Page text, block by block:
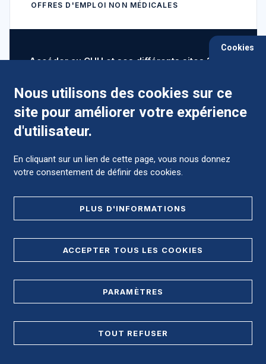
OFFRES D'EMPLOI NON MÉDICALES
Accéder au CHU et ses différents sites ?
Comment préparer mon hospitalisation ?
PLAN DE SITE
Cookies
Nous utilisons des cookies sur ce
site pour améliorer votre expérience
d'utilisateur.
En cliquant sur un lien de cette page, vous nous donnez
votre consentement de définir des cookies.
PLUS D'INFORMATIONS
ACCEPTER TOUS LES COOKIES
PARAMÈTRES
TOUT REFUSER